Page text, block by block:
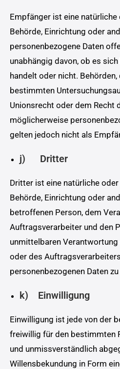
Empfänger ist eine
Behörde, Einrichtung oder
personenbezogene Daten
unabhängig davon, ob es
handelt oder nicht. Behörden,
bestimmten
Unionsrecht oder dem Recht
möglicherweise
gelten jedoch nicht als
j) Dritter
Dritter ist eine natürliche
Behörde, Einrichtung oder
betroffenen Person, dem
Auftragsverarbeiter und den
unmittelbaren
oder des
personenbezogenen Daten
k) Einwilligung
Einwilligung ist jede von der
freiwillig für den bestimmten
und unmissverständlich
Willensbekundung in Form